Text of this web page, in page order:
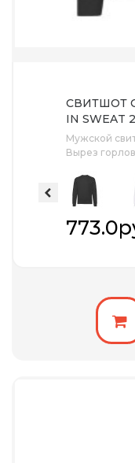
СВИТШОТ С
IN SWEAT
Мужской
Вырез